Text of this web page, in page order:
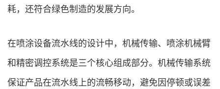
耗，还符合绿色制造的发展方向。
在喷涂设备流水线的设计中，机械传输、喷涂机械臂
和精密调控系统是三个核心组成部分。机械传输系统
保证产品在流水线上的流畅移动，避免因停顿或误差